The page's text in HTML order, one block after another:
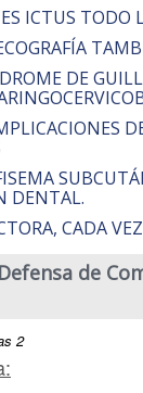
ICTUS TODO
DE
DENTAL.
CADA
Defensa de
2